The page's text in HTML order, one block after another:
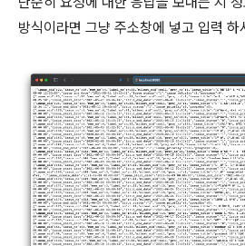
방식이라면 그냥 주소창에 넣고 입력 하